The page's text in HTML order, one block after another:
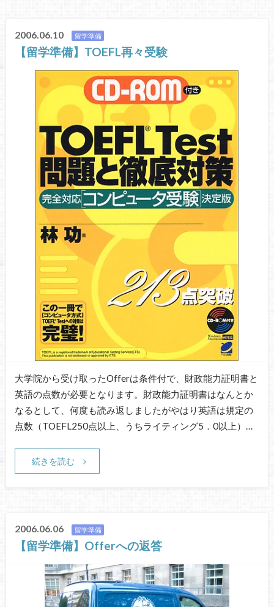
2006.06.10 留学準備
【留学準備】TOEFL再々受験
大学院から受け取ったOfferは条件付で、財政能力証明書と
英語の点数が必要となります。財政能力証明書はなんとか
なるとして、何度も読み返しましたがやはり英語は規定の
点数（TOEFL250点以上、うちライティング5．0以上）…
続きを読む
2006.06.06 留学準備
【留学準備】Offerへの返答